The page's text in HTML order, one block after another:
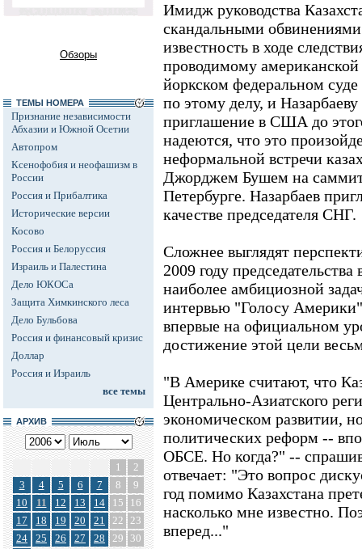
Обзоры
ТЕМЫ НОМЕРА
Признание независимости
Абхазии и Южной Осетии
Автопром
Ксенофобия и неофашизм в
России
Россия и Прибалтика
Исторические версии
Косово
Россия и Белоруссия
Израиль и Палестина
Дело ЮКОСа
Защита Химкинского леса
Дело Бульбова
Россия и финансовый кризис
Доллар
Россия и Израиль
все темы
АРХИВ
1
2
3
4 5 6 7 8
9
10
11 12 13 14 15
16
17
18 19 20 21 22 23
24
25 26 27 28 29
30
Имидж руководства
скандальными
известность в ходе
проводимому
йоркском федеральном
по этому делу, и
приглашение в США до
надеются, что это
неформальной встречи
Джорджем Бушем на
Петербурге. Назарбаев
качестве председателя СНГ.
Сложнее выглядят
2009 году
наиболее амбициозной
интервью "Голосу
впервые на официальном
достижение этой цели
"В Америке считают, что
Центрально-Азиатского
экономическом развитии,
политических реформ --
ОБСЕ. Но когда?" --
отвечает: "Это вопрос
год помимо Казахстана
насколько мне известно.
вперед..."